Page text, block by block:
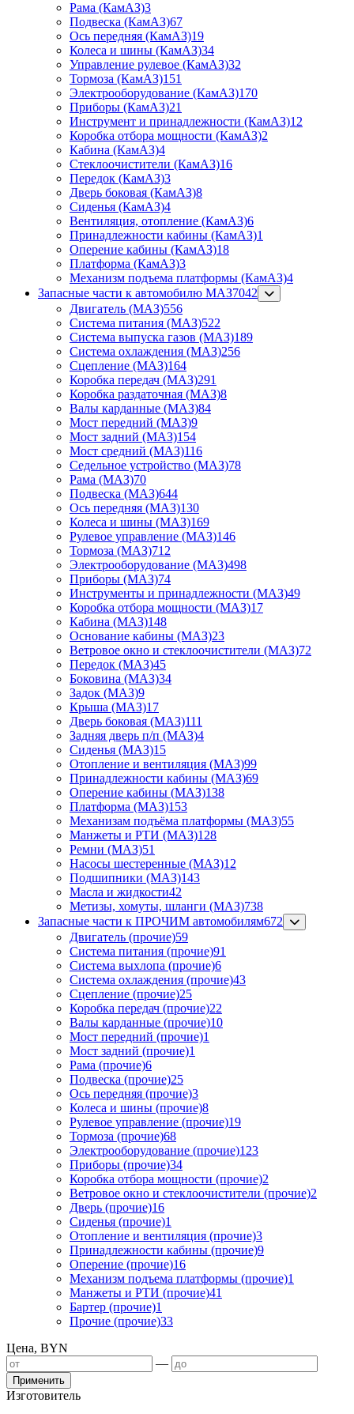
Рама (КамАЗ)3
Подвеска (КамАЗ)67
Ось передняя (КамАЗ)19
Колеса и шины (КамАЗ)34
Управление рулевое (КамАЗ)32
Тормоза (КамАЗ)151
Электрооборудование (КамАЗ)170
Приборы (КамАЗ)21
Инструмент и принадлежности (КамАЗ)12
Коробка отбора мощности (КамАЗ)2
Кабина (КамАЗ)4
Стеклоочистители (КамАЗ)16
Передок (КамАЗ)3
Дверь боковая (КамАЗ)8
Сиденья (КамАЗ)4
Вентиляция, отопление (КамАЗ)6
Принадлежности кабины (КамАЗ)1
Оперение кабины (КамАЗ)18
Платформа (КамАЗ)3
Механизм подъема платформы (КамАЗ)4
Запасные части к автомобилю МАЗ7042
Двигатель (МАЗ)556
Система питания (МАЗ)522
Система выпуска газов (МАЗ)189
Система охлаждения (МАЗ)256
Сцепление (МАЗ)164
Коробка передач (МАЗ)291
Коробка раздаточная (МАЗ)8
Валы карданные (МАЗ)84
Мост передний (МАЗ)9
Мост задний (МАЗ)154
Мост средний (МАЗ)116
Седельное устройство (МАЗ)78
Рама (МАЗ)70
Подвеска (МАЗ)644
Ось передняя (МАЗ)130
Колеса и шины (МАЗ)169
Рулевое управление (МАЗ)146
Тормоза (МАЗ)712
Электрооборудование (МАЗ)498
Приборы (МАЗ)74
Инструменты и принадлежности (МАЗ)49
Коробка отбора мощности (МАЗ)17
Кабина (МАЗ)148
Основание кабины (МАЗ)23
Ветровое окно и стеклоочистители (МАЗ)72
Передок (МАЗ)45
Боковина (МАЗ)34
Задок (МАЗ)9
Крыша (МАЗ)17
Дверь боковая (МАЗ)111
Задняя дверь п/п (МАЗ)4
Сиденья (МАЗ)15
Отопление и вентиляция (МАЗ)99
Принадлежности кабины (МАЗ)69
Оперение кабины (МАЗ)138
Платформа (МАЗ)153
Механизам подъёма платформы (МАЗ)55
Манжеты и РТИ (МАЗ)128
Ремни (МАЗ)51
Насосы шестеренные (МАЗ)12
Подшипники (МАЗ)143
Масла и жидкости42
Метизы, хомуты, шланги (МАЗ)738
Запасные части к ПРОЧИМ автомобилям672
Двигатель (прочие)59
Система питания (прочие)91
Система выхлопа (прочие)6
Система охлаждения (прочие)43
Сцепление (прочие)25
Коробка передач (прочие)22
Валы карданные (прочие)10
Мост передний (прочие)1
Мост задний (прочие)1
Рама (прочие)6
Подвеска (прочие)25
Ось передняя (прочие)3
Колеса и шины (прочие)8
Рулевое управление (прочие)19
Тормоза (прочие)68
Электрооборудование (прочие)123
Приборы (прочие)34
Коробка отбора мощности (прочие)2
Ветровое окно и стеклоочистители (прочие)2
Дверь (прочие)16
Сиденья (прочие)1
Отопление и вентиляция (прочие)3
Принадлежности кабины (прочие)9
Оперение (прочие)16
Механизм подъема платформы (прочие)1
Манжеты и РТИ (прочие)41
Бартер (прочие)1
Прочие (прочие)33
Цена, BYN
—
Применить
Изготовитель